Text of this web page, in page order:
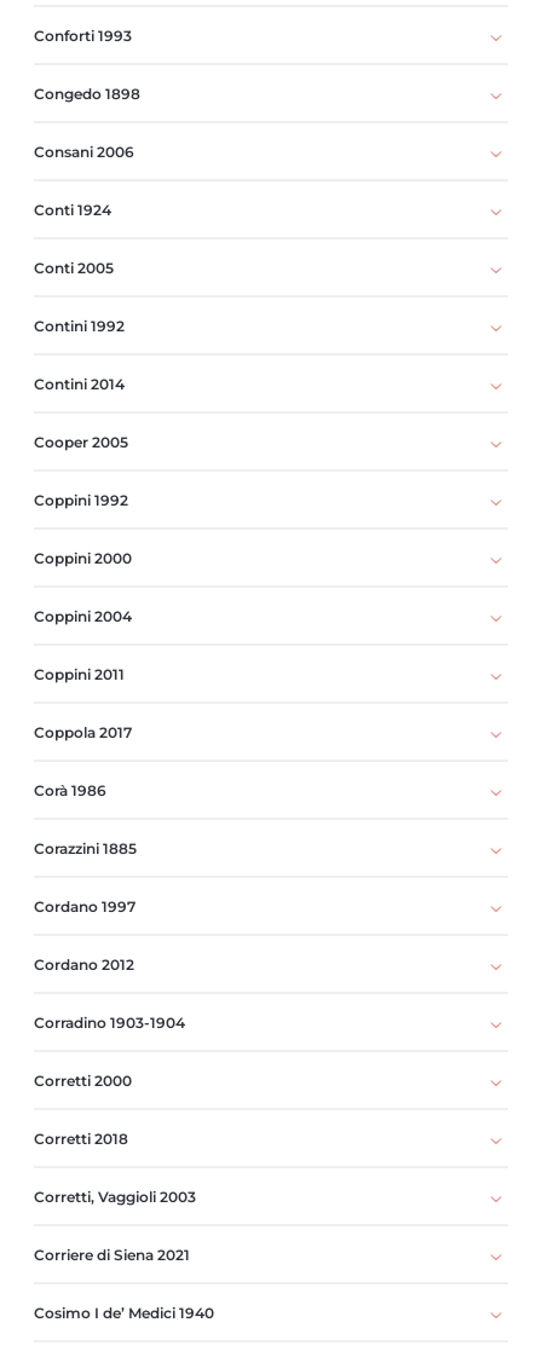
Conforti 1993
Congedo 1898
Consani 2006
Conti 1924
Conti 2005
Contini 1992
Contini 2014
Cooper 2005
Coppini 1992
Coppini 2000
Coppini 2004
Coppini 2011
Coppola 2017
Corà 1986
Corazzini 1885
Cordano 1997
Cordano 2012
Corradino 1903-1904
Corretti 2000
Corretti 2018
Corretti, Vaggioli 2003
Corriere di Siena 2021
Cosimo I de’ Medici 1940